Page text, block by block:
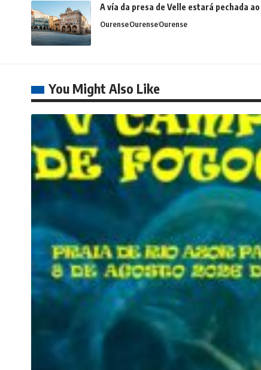
A vía da presa de Velle estará pechada
OurenseOurenseOurense
You Might Also Like